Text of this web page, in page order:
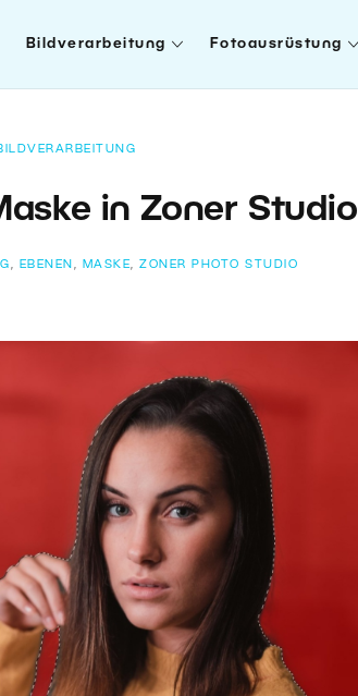
Bildverarbeitung Fotoausrüstung
in Zoner Studio
, EBENEN , MASKE, ZONER PHOTO STUDIO